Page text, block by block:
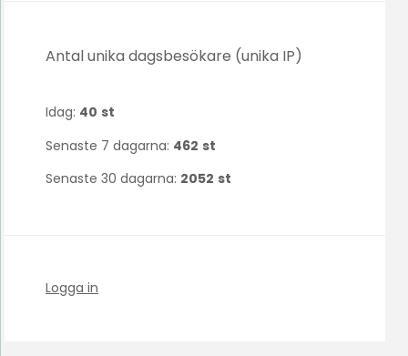
Antal unika dagsbesökare (unika IP)
Idag: 40 st
Senaste 7 dagarna: 462 st
Senaste 30 dagarna: 2052 st
Logga in